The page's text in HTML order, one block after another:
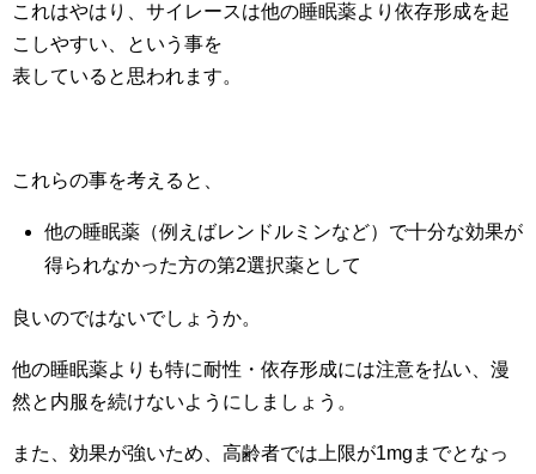
これはやはり、サイレースは他の睡眠薬より依存形成を起
こしやすい、という事を
表していると思われます。
これらの事を考えると、
他の睡眠薬（例えばレンドルミンなど）で十分な効果が
得られなかった方の第2選択薬として
良いのではないでしょうか。
他の睡眠薬よりも特に耐性・依存形成には注意を払い、漫
然と内服を続けないようにしましょう。
また、効果が強いため、高齢者では上限が1mgまでとなっ